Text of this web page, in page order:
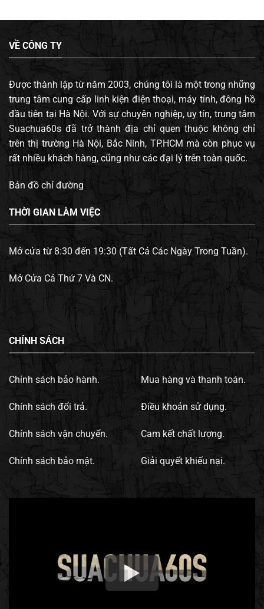
VỀ CÔNG TY
Được thành lập từ năm 2003, chúng tôi là một trong những
trung tâm cung cấp linh kiện điện thoại, máy tính, đông hồ
đầu tiên tại Hà Nội. Với sự chuyên nghiệp, uy tín, trung tâm
Suachua60s đã trở thành địa chỉ quen thuộc không chỉ
trên thị trường Hà Nội, Bắc Ninh, TP.HCM mà còn phục vụ
rất nhiều khách hàng, cũng như các đại lý trên toàn quốc.
Bản đồ chỉ đường
THỜI GIAN LÀM VIỆC
Mở cửa từ 8:30 đến 19:30 (Tất Cả Các Ngày Trong Tuần).
Mở Cửa Cả Thứ 7 Và CN.
CHÍNH SÁCH
Chính sách bảo hành.
Chính sách đổi trả.
Chính sách vận chuyển.
Chính sách bảo mật.
Mua hàng và thanh toán.
Điều khoản sử dụng.
Cam kết chất lượng.
Giải quyết khiếu nại.